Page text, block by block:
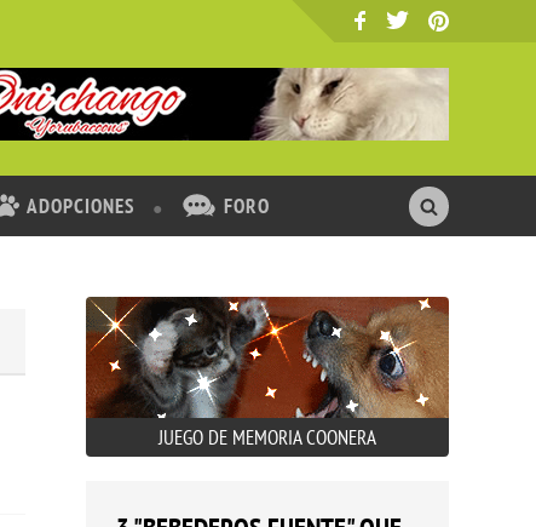
ADOPCIONES FORO
JUEGO DE MEMORIA COONERA